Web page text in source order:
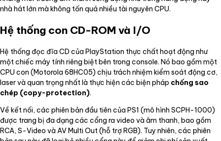
nhà hát lớn mà không tốn quá nhiều tài nguyên CPU.
Hệ thống con CD-ROM và I/O
Hệ thống đọc đĩa CD của PlayStation thực chất hoạt động như
một chiếc máy tính riêng biệt bên trong console. Nó bao gồm một
CPU con (Motorola 68HC05) chịu trách nhiệm kiểm soát động cơ,
laser và quan trọng nhất là thực hiện các biện pháp chống sao
chép (copy-protection).
Về kết nối, các phiên bản đầu tiên của PS1 (mô hình SCPH-1000)
được trang bị đa dạng các cổng ra video và âm thanh, bao gồm
RCA, S-Video và AV Multi Out (hỗ trợ RGB). Tuy nhiên, các phiên